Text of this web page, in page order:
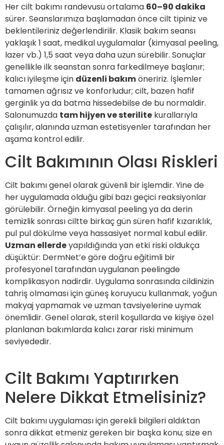
Her cilt bakımı randevusu ortalama 60–90 dakika
sürer. Seanslarımıza başlamadan önce cilt tipiniz ve
beklentileriniz değerlendirilir. Klasik bakım seansı
yaklaşık 1 saat, medikal uygulamalar (kimyasal peeling,
lazer vb.) 1,5 saat veya daha uzun sürebilir. Sonuçlar
genellikle ilk seanstan sonra farkedilmeye başlanır;
kalıcı iyileşme için düzenli bakımöneririz. İşlemler
tamamen ağrısız ve konforludur; cilt, bazen hafif
gerginlik ya da batma hissedebilse de bu normaldir.
Salonumuzda tam hijyen ve sterilite kurallarıyla
çalışılır, alanında uzman estetisyenler tarafından her
aşama kontrol edilir.
Cilt Bakımının Olası Riskleri
Cilt bakımı genel olarak güvenli bir işlemdir. Yine de
her uygulamada olduğu gibi bazı geçici reaksiyonlar
görülebilir. Örneğin kimyasal peeling ya da derin
temizlik sonrası ciltte birkaç gün süren hafif kızarıklık,
pul pul dökülme veya hassasiyet normal kabul edilir.
Uzman ellerdeyapıldığında yan etki riski oldukça
düşüktür: DermNet’e göre doğru eğitimli bir
profesyonel tarafından uygulanan peelingde
komplikasyon nadirdir. Uygulama sonrasında cildinizin
tahriş olmaması için güneş koruyucu kullanmak, yoğun
makyaj yapmamak ve uzman tavsiyelerine uymak
önemlidir. Genel olarak, steril koşullarda ve kişiye özel
planlanan bakımlarda kalıcı zarar riski minimum
seviyededir.
Cilt Bakımı Yaptırırken
Nelere Dikkat Etmelisiniz?
Cilt bakımı uygulaması için gerekli bilgileri aldıktan
sonra dikkat etmeniz gereken bir başka konu; size en